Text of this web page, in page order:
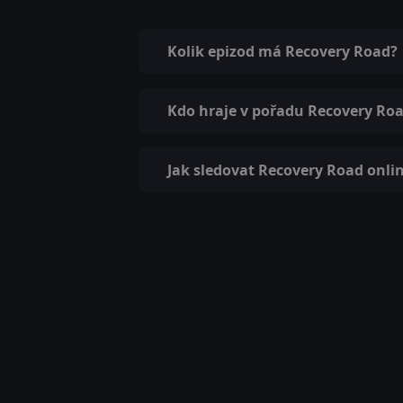
Kolik epizod má Recovery Road?
Kdo hraje v pořadu Recovery
Jak sledovat Recovery Road